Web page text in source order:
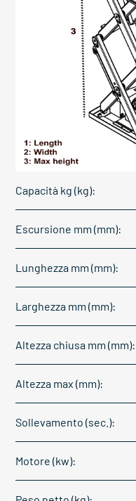
Capacità kg (kg):
Escursione mm (mm):
Lunghezza mm (mm):
Larghezza mm (mm):
Altezza chiusa mm (mm):
Altezza max (mm):
Sollevamento (sec.):
Motore (kw):